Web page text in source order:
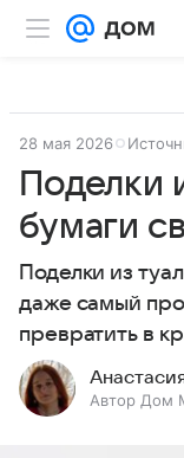
28 мая 2026
Поделки
бумаги
Поделки из
даже самый
превратить в
Автор Дом